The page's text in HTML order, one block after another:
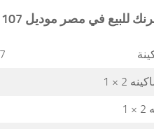
مصر موديل 107 ماركة مهندس منسي
107
2 × 1